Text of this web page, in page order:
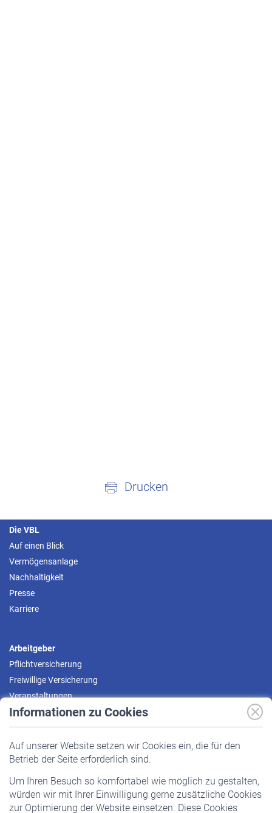
Informationen zu Cookies
Auf unserer Website setzen wir Cookies ein, die für den
Betrieb der Seite erforderlich sind.
Um Ihren Besuch so komfortabel wie möglich zu gestalten,
würden wir mit Ihrer Einwilligung gerne zusätzliche Cookies
zur Optimierung der Website einsetzen. Diese Cookies
Drucken
Die VBL
Auf einen Blick
Vermögensanlage
Nachhaltigkeit
Presse
Karriere
Arbeitgeber
Pflichtversicherung
Freiwillige Versicherung
Veranstaltungen
Pflichtversicherung
Staatliche Förderung
Veranstaltungen